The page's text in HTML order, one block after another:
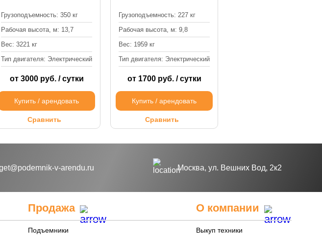
Грузоподъемность: 350 кг
Рабочая высота, м: 13,7
Вес: 3221 кг
Тип двигателя: Электрический
от 3000 руб. / сутки
Купить / арендовать
Сравнить
Грузоподъемность: 227 кг
Рабочая высота, м: 9,8
Вес: 1959 кг
Тип двигателя: Электрический
от 1700 руб. / сутки
Купить / арендовать
Сравнить
v-arendu.ru Москва, ул. Вешних Вод, 2к2
Продажа
Подъемники
О компании
Выкуп техники